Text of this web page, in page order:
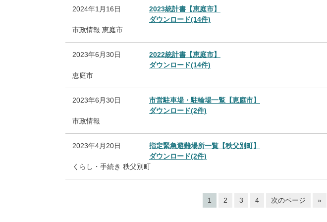
2024年1月16日
2023統計書【恵庭市】
ダウンロード(14件)
市政情報 恵庭市
2023年6月30日
2022統計書【恵庭市】
ダウンロード(14件)
恵庭市
2023年6月30日
市営駐車場・駐輪場一覧【恵庭市】
ダウンロード(2件)
市政情報
2023年4月20日
指定緊急避難場所一覧【秩父別町】
ダウンロード(2件)
くらし・手続き 秩父別町
1 2 3 4 次のページ »